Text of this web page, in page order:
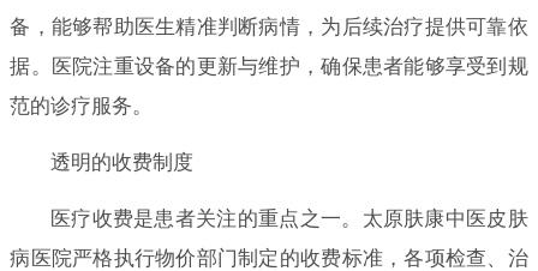
备，能够帮助医生精准判断病情，为后续治疗提供可靠依
据。医院注重设备的更新与维护，确保患者能够享受到规
范的诊疗服务。
透明的收费制度
医疗收费是患者关注的重点之一。太原肤康中医皮肤
病医院严格执行物价部门制定的收费标准，各项检查、治